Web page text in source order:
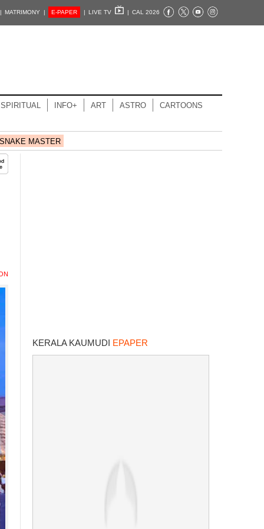
| MATRIMONY | E-PAPER | LIVE TV | CAL 2026
SPIRITUAL INFO+ ART ASTRO CARTOONS
SNAKE MASTER
KERALA KAUMUDI EPAPER